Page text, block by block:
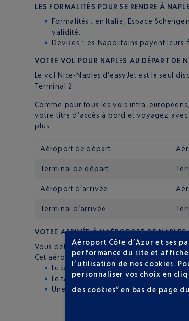
LES FORMALITÉS POUR SE RENDRE À
Formalités : en Italie, Espace
validité.
Devises : les Napolitains payent leurs
VOTRE VOL POUR NAPLES AU DÉPART DE
Le vol Nice-Naples d’easyJet est le seul
Terminal 2.
Comme pour tous les vols intra-
votre titre d’accès à bord et voyagez
plus.
Aéroport de départ
Terminal de départ
Aéroport d’arrivée
Terminal d’arrivée
VOTRE ARRIVÉE À L’AÉROPORT DE NAPLES
Vous débarquerez au Terminal 1 de
Cet aéroport est situé à six kilomètres
Le bus : Alibus relie l’aéroport au
Le taxi : attention, demandez le prix
Une voiture de location : à réserver
Aéroport Côte d’Azur et ses
performance du site et
l’utilisation de nos cookies.
personnaliser vos choix en
des cookies” en bas de page